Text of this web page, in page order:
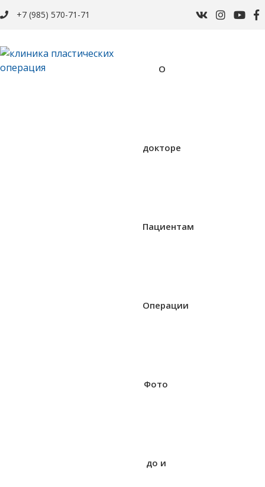
+7 (985) 570-71-71
О
докторе
Пациентам
Операции
Фото
до и